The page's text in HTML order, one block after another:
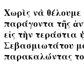
Χωρὶς νὰ θέλουμε
παράγοντα τῆς
εἰς τὴντεράστια
Σεβασμιωτάτου
παρακαλώντας